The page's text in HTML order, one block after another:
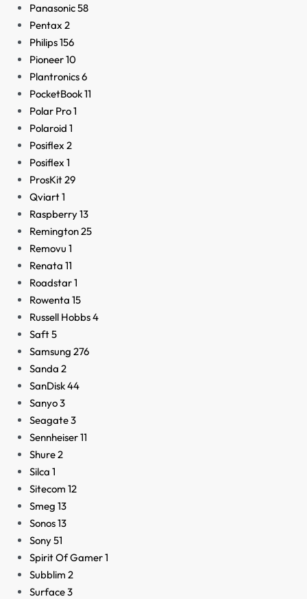
Panasonic58
Pentax 2
Philips156
Pioneer10
Plantronics6
PocketBook11
Polar Pro1
Polaroid 1
Posiflex 2
Posiflex 1
ProsKit29
Qviart1
Raspberry13
Remington25
Removu 1
Renata 11
Roadstar1
Rowenta 15
Russell Hobbs4
Saft5
Samsung 276
Sanda 2
SanDisk44
Sanyo3
Seagate3
Sennheiser11
Shure2
Silca 1
Sitecom 12
Smeg 13
Sonos13
Sony51
Spirit Of Gamer1
Subblim 2
Surface3